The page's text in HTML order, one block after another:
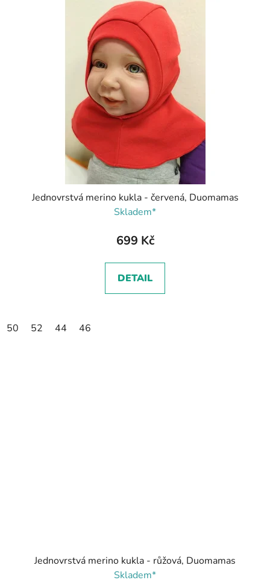
Jednovrstvá merino kukla - červená, Duomamas
Skladem*
699 Kč
DETAIL
50 52 44 46
Jednovrstvá merino kukla - růžová, Duomamas
Skladem*